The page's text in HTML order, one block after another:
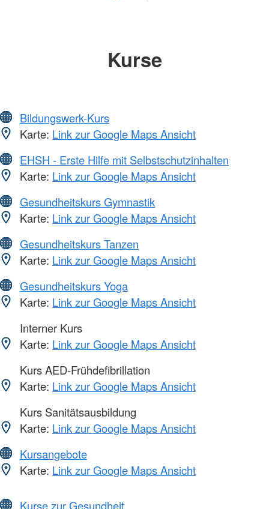
Kurse
Bildungswerk-Kurs
Karte: Link zur Google Maps Ansicht
EHSH - Erste Hilfe mit Selbstschutzinhalten
Karte: Link zur Google Maps Ansicht
Gesundheitskurs Gymnastik
Karte: Link zur Google Maps Ansicht
Gesundheitskurs Tanzen
Karte: Link zur Google Maps Ansicht
Gesundheitskurs Yoga
Karte: Link zur Google Maps Ansicht
Interner Kurs
Karte: Link zur Google Maps Ansicht
Kurs AED-Frühdefibrillation
Karte: Link zur Google Maps Ansicht
Kurs Sanitätsausbildung
Karte: Link zur Google Maps Ansicht
Kursangebote
Karte: Link zur Google Maps Ansicht
Kurse zur Gesundheit